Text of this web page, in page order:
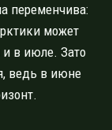
переменчива:
может
и в июле. Зато
ведь в июне